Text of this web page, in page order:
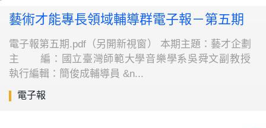
藝術才能專長領域輔導群電子報－第五期
電子報第五期.pdf（另開新視窗） 本期主題：藝才企劃
主 編：國立臺灣師範大學音樂學系吳舜文副教授
執行編輯：簡俊成輔導員 &n...
電子報